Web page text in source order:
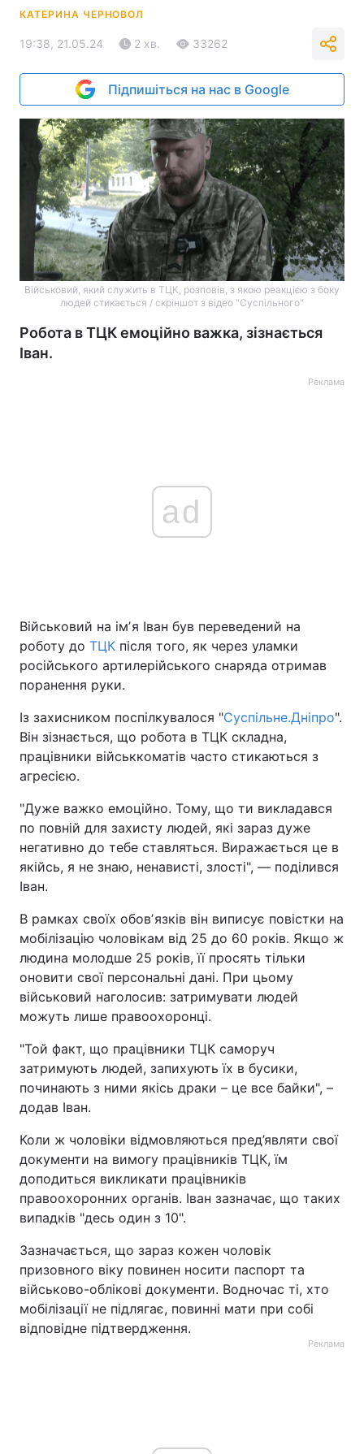
КАТЕРИНА ЧЕРНОВОЛ
19:38, 21.05.24 2 хв. 33262
Підпишіться на нас в Google
Військовий, який служить в ТЦК, розповів, з якою реакцією з боку
людей стикається / скріншот з відео "Суспільного"
Робота в ТЦК емоційно важка, зізнається
Іван.
Реклама
ad
Військовий на імʼя Іван був переведений на
роботу до ТЦК після того, як через уламки
російського артилерійського снаряда отримав
поранення руки.
Із захисником поспілкувалося "Суспільне.Дніпро".
Він зізнається, що робота в ТЦК складна,
працівники військкоматів часто стикаються з
агресією.
"Дуже важко емоційно. Тому, що ти викладався
по повній для захисту людей, які зараз дуже
негативно до тебе ставляться. Виражається це в
якійсь, я не знаю, ненависті, злості", — поділився
Іван.
В рамках своїх обовʼязків він виписує повістки на
мобілізацію чоловікам від 25 до 60 років. Якщо ж
людина молодше 25 років, її просять тільки
оновити свої персональні дані. При цьому
військовий наголосив: затримувати людей
можуть лише правоохоронці.
"Той факт, що працівники ТЦК саморуч
затримують людей, запихують їх в бусики,
починають з ними якісь драки – це все байки", –
додав Іван.
Коли ж чоловіки відмовляються пред’являти свої
документи на вимогу працівників ТЦК, їм
доподиться викликати працівників
правоохоронних органів. Іван зазначає, що таких
випадків "десь один з 10".
Зазначається, що зараз кожен чоловік
призовного віку повинен носити паспорт та
військово-облікові документи. Водночас ті, хто
мобілізації не підлягає, повинні мати при собі
відповідне підтвердження.
Реклама